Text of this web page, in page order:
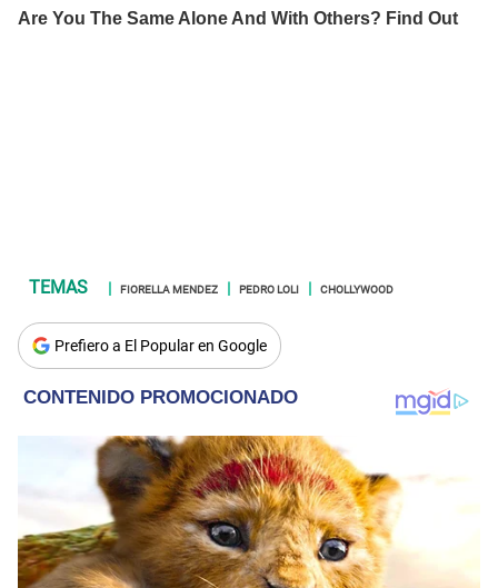
FIORELLA MENDEZ PEDRO LOLI CHOLLYWOOD
Prefiero a El Popular en Google